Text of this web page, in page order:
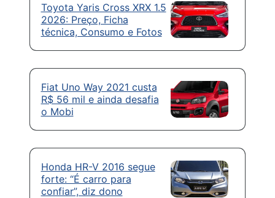
Toyota Yaris Cross XRX 1.5
2026: Preço, Ficha
técnica, Consumo e Fotos
Fiat Uno Way 2021 custa
R$ 56 mil e ainda desafia
o Mobi
Honda HR-V 2016 segue
forte: “É carro para
confiar”, diz dono